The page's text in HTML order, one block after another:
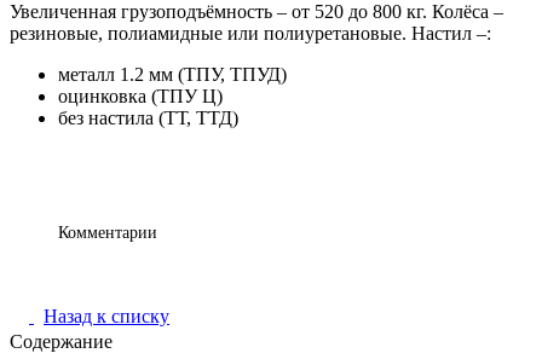
Увеличенная грузоподъёмность – от 520 до 800 кг. Колёса –
резиновые, полиамидные или полиуретановые. Настил –:
металл 1.2 мм (ТПУ, ТПУД)
оцинковка (ТПУ Ц)
без настила (ТТ, ТТД)
Комментарии
Назад к списку
Содержание